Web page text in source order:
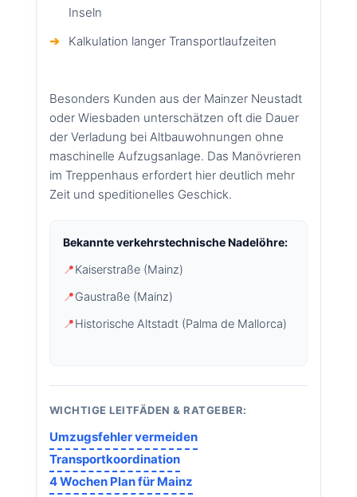
Inseln
➔
Kalkulation langer Transportlaufzeiten
Besonders Kunden aus der Mainzer Neustadt
oder Wiesbaden unterschätzen oft die Dauer
der Verladung bei Altbauwohnungen ohne
maschinelle Aufzugsanlage. Das Manövrieren
im Treppenhaus erfordert hier deutlich mehr
Zeit und speditionelles Geschick.
Bekannte verkehrstechnische Nadelöhre:
📍Kaiserstraße (Mainz)
📍Gaustraße (Mainz)
📍Historische Altstadt (Palma de Mallorca)
WICHTIGE LEITFÄDEN & RATGEBER:
Umzugsfehler vermeiden
Transportkoordination
4 Wochen Plan für Mainz